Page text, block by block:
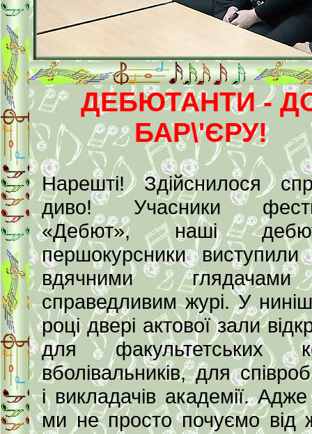
ДЕБЮТАНТИ -
БАР\'ЄРУ!
Нарешті! Здійснилося
диво! Учасники
«Дебют», наші
першокурсники виступили
вдячними
справедливим журі. У
році двері актової зали
для факультетських
вболівальників, для
і викладачів академії.
ми не просто почуємо від